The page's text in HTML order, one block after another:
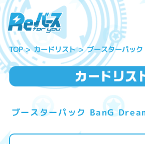
TOP カードリスト ブースターパッ
ブースターパック BanG